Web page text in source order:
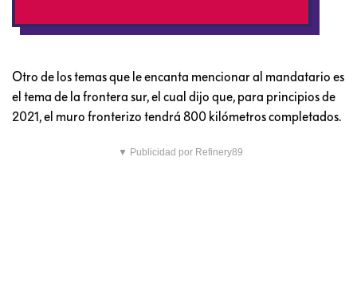
Otro de los temas que le encanta mencionar al mandatario es
el tema de la frontera sur, el cual dijo que, para principios de
2021, el muro fronterizo tendrá 800 kilómetros completados.
▼ Publicidad por Refinery89